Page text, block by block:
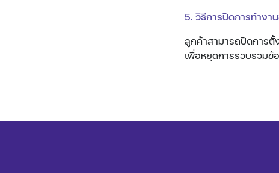
5. วิธีการปิดการทำงา
ลูกค้าสามารถปิดการตั้
เพื่อหยุดการรวบรวม